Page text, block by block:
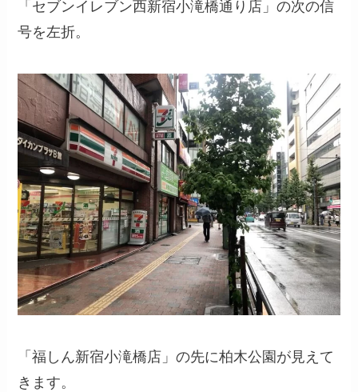
「セブンイレブン西新宿小滝橋通り店」の次の信
号を左折。
「福しん新宿小滝橋店」の先に柏木公園が見えて
きます。